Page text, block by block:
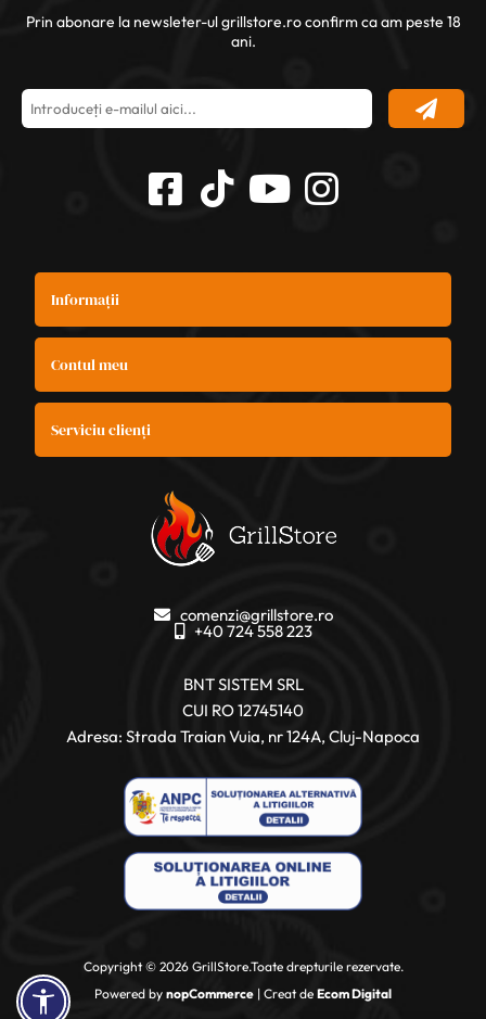
Prin abonare la newsleter-ul grillstore.ro confirm ca am peste 18
ani.
Informații
Contul meu
Serviciu clienți
comenzi@grillstore.ro
+40 724 558 223
BNT SISTEM SRL
CUI RO 12745140
Adresa: Strada Traian Vuia, nr 124A, Cluj-Napoca
Copyright © 2026 GrillStore.Toate drepturile rezervate.
Powered by nopCommerce | Creat de Ecom Digital